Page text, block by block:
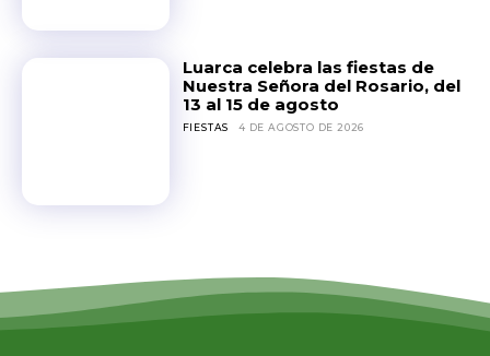
Luarca celebra las fiestas de
Nuestra Señora del Rosario, del
13 al 15 de agosto
FIESTAS 4 DE AGOSTO DE 2026